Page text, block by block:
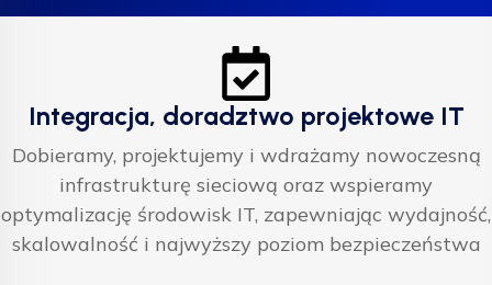
Integracja, doradztwo projektowe IT
Dobieramy, projektujemy i wdrażamy nowoczesną
infrastrukturę sieciową oraz wspieramy
optymalizację środowisk IT, zapewniając wydajność,
skalowalność i najwyższy poziom bezpieczeństwa